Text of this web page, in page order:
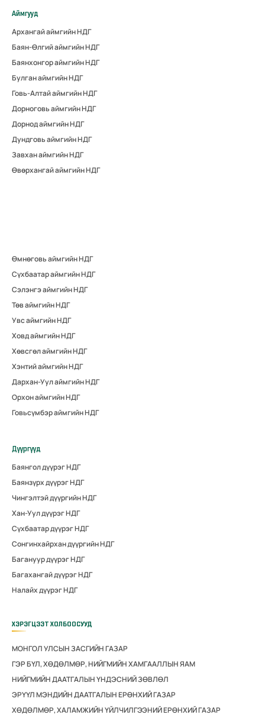
Аймгууд
Архангай аймгийн НДГ
Баян-Өлгий аймгийн НДГ
Баянхонгор аймгийн НДГ
Булган аймгийн НДГ
Говь-Алтай аймгийн НДГ
Дорноговь аймгийн НДГ
Дорнод аймгийн НДГ
Дундговь аймгийн НДГ
Завхан аймгийн НДГ
Өвөрхангай аймгийн НДГ
Өмнөговь аймгийн НДГ
Сүхбаатар аймгийн НДГ
Сэлэнгэ аймгийн НДГ
Төв аймгийн НДГ
Увс аймгийн НДГ
Ховд аймгийн НДГ
Хөвсгөл аймгийн НДГ
Хэнтий аймгийн НДГ
Дархан-Уул аймгийн НДГ
Орхон аймгийн НДГ
Говьсүмбэр аймгийн НДГ
Дүүргүүд
Баянгол дүүрэг НДГ
Баянзүрх дүүрэг НДГ
Чингэлтэй дүүргийн НДГ
Хан-Уул дүүрэг НДГ
Сүхбаатар дүүрэг НДГ
Сонгинхайрхан дүүргийн НДГ
Багануур дүүрэг НДГ
Багахангай дүүрэг НДГ
Налайх дүүрэг НДГ
ХЭРЭГЦЭЭТ ХОЛБООСУУД
МОНГОЛ УЛСЫН ЗАСГИЙН ГАЗАР
ГЭР БҮЛ, ХӨДӨЛМӨР, НИЙГМИЙН ХАМГААЛЛЫН ЯАМ
НИЙГМИЙН ДААТГАЛЫН ҮНДЭСНИЙ ЗӨВЛӨЛ
ЭРҮҮЛ МЭНДИЙН ДААТГАЛЫН ЕРӨНХИЙ ГАЗАР
ХӨДӨЛМӨР, ХАЛАМЖИЙН ҮЙЛЧИЛГЭЭНИЙ ЕРӨНХИЙ ГАЗАР